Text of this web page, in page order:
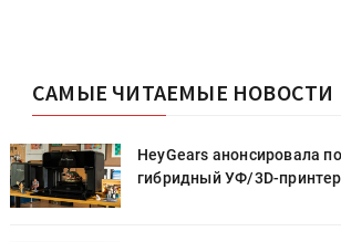
САМЫЕ ЧИТАЕМЫЕ НОВОСТИ
HeyGears анонсировала
гибридный УФ/3D-